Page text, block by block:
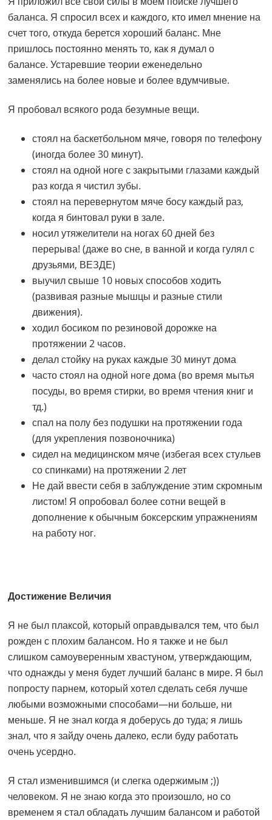
баланса. Я спросил всех и каждого, кто имел мнение на
счет того, откуда берется хороший баланс. Мне
пришлось постоянно менять то, как я думал о
балансе. Устаревшие теории еженедельно
заменялись на более новые и более вдумчивые.
Я пробовал всякого рода безумные вещи.
стоял на баскетбольном мяче, говоря по телефону
(иногда более 30 минут).
стоял на одной ноге с закрытыми глазами каждый
раз когда я чистил зубы.
стоял на перевернутом мяче босу каждый раз,
когда я бинтовал руки в зале.
носил утяжелители на ногах 60 дней без
перерыва! (даже во сне, в ванной и когда гулял с
друзьями, ВЕЗДЕ)
выучил свыше 10 новых способов ходить
(развивая разные мышцы и разные стили
движения).
ходил босиком по резиновой дорожке на
протяжении 2 часов.
делал стойку на руках каждые 30 минут дома
часто стоял на одной ноге дома (во время мытья
посуды, во время стирки, во время чтения книг и
тд.)
спал на полу без подушки на протяжении года
(для укрепления позвоночника)
сидел на медицинском мяче (избегая всех стульев
со спинками) на протяжении 2 лет
Не дай ввести себя в заблуждение этим скромным
листом! Я опробовал более сотни вещей в
дополнение к обычным боксерским упражнениям
на работу ног.
Достижение Величия
Я не был плаксой, который оправдывался тем, что был
рожден с плохим балансом. Но я также и не был
слишком самоуверенным хвастуном, утверждающим,
что однажды у меня будет лучший баланс в мире. Я был
попросту парнем, который хотел сделать себя лучше
любыми возможными способами—ни больше, ни
меньше. Я не знал когда я доберусь до туда; я лишь
знал, что я зайду очень далеко, если буду работать
очень усердно.
Я стал изменившимся (и слегка одержимым ;))
человеком. Я не знаю когда это произошло, но со
временем я стал обладать лучшим балансом и работой